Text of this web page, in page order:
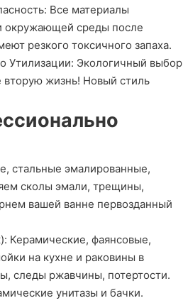
Все материалы
окружающей среды после
резкого токсичного запаха.
Утилизации: Экологичный выбор
вторую жизнь! Новый стиль
стальные эмалированные,
сколы эмали, трещины,
вашей ванне первозданный
Керамические, фаянсовые,
на кухне и раковины в
следы ржавчины, потертости.
унитазы и бачки.